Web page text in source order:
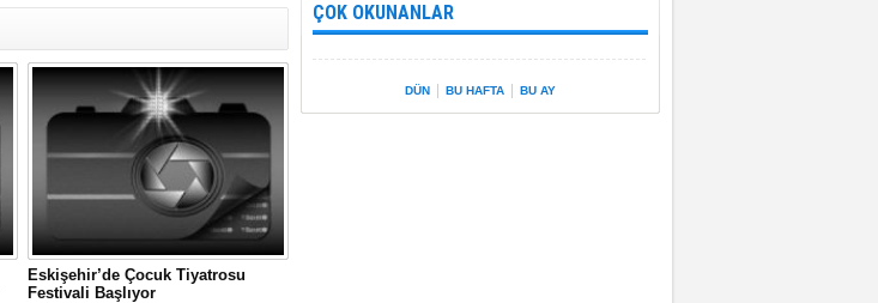
Eskişehir’de Çocuk Tiyatrosu
Festivali Başlıyor
ÇOK OKUNANLAR
DÜN BU HAFTA BU AY